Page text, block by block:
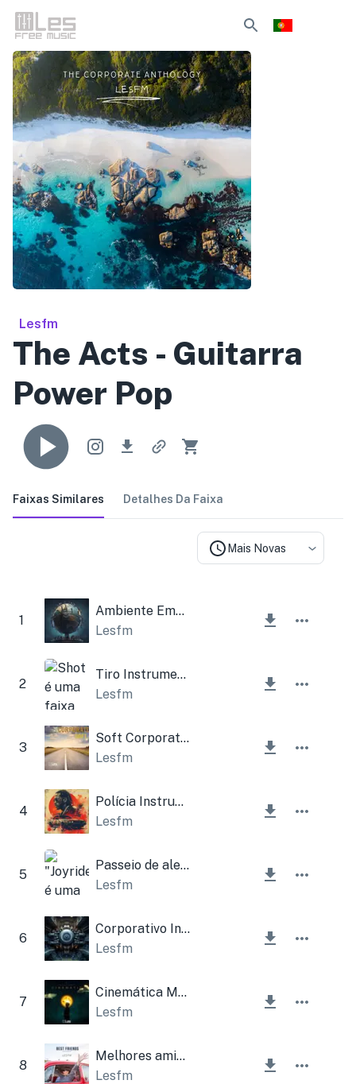
Lesfm
The Acts - Guitarra
Power Pop
Faixas Similares Detalhes Da Faixa
Mais Novas
1
Ambiente Emocional Triste
Lesfm
2
Tiro Instrumental
Lesfm
3
Soft Corporativo
Lesfm
4
Polícia Instrumental
Lesfm
5
Passeio de alegria
Lesfm
6
Corporativo Industrial
Lesfm
7
Cinemática Motivacional
Lesfm
8
Melhores amigos instrumentais
Lesfm